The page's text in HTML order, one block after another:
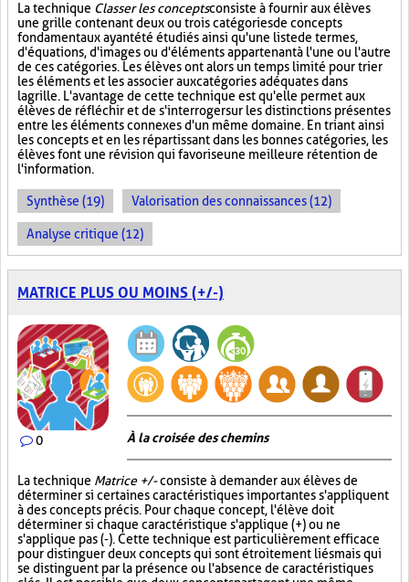
La technique Classer les conceptsconsiste à fournir aux élèves
une grille contenant deux ou trois catégories de concepts
fondamentaux ayant été étudiés ainsi qu'une liste de termes,
d'équations, d'images ou d'éléments appartenant à l'une ou l'autre
de ces catégories. Les élèves ont alors un temps limité pour trier
les éléments et les associer aux catégories adéquates dans
la grille. L'avantage de cette technique est qu'elle permet aux
élèves de réfléchir et de s'interroger sur les distinctions présentes
entre les éléments connexes d'un même domaine. En triant ainsi
les concepts et en les répartissant dans les bonnes catégories, les
élèves font une révision qui favorise une meilleure rétention de
l'information.
Synthèse (19) Valorisation des connaissances (12)
Analyse critique (12)
MATRICE PLUS OU MOINS (+/-)
0 À la croisée des chemins
La technique Matrice +/-consiste à demander aux élèves de
déterminer si certaines caractéristiques importantes s'appliquent
à des concepts précis. Pour chaque concept, l'élève doit
déterminer si chaque caractéristique s'applique (+) ou ne
s'applique pas (-). Cette technique est particulièrement efficace
pour distinguer deux concepts qui sont étroitement liés mais qui
se distinguent par la présence ou l'absence de caractéristiques